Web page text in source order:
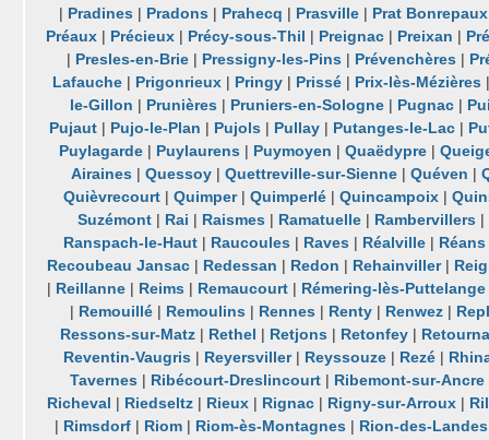
| Pradines| Pradons| Prahecq | Prasville| Prat Bonrepaux
Préaux | Précieux | Précy-sous-Thil | Preignac | Preixan |
| Presles-en-Brie | Pressigny-les-Pins | Prévenchères |
Lafauche | Prigonrieux | Pringy | Prissé | Prix-lès-Mézières
le-Gillon | Prunières| Pruniers-en-Sologne| Pugnac|
Pujaut| Pujo-le-Plan | Pujols| Pullay| Putanges-le-Lac|
Puylagarde| Puylaurens| Puymoyen | Quaëdypre|
Airaines |Quessoy |Quettreville-sur-Sienne |Quéven |
Quièvrecourt |Quimper|Quimperlé |Quincampoix |
Suzémont| Rai | Raismes| Ramatuelle| Rambervillers|
Ranspach-le-Haut| Raucoules| Raves| Réalville| Réans
Recoubeau Jansac | Redessan | Redon | Rehainviller|
| Reillanne| Reims| Remaucourt| Rémering-lès-Puttelange
| Remouillé | Remoulins | Rennes | Renty | Renwez |
Ressons-sur-Matz| Rethel | Retjons| Retonfey|
Reventin-Vaugris| Reyersviller| Reyssouze| Rezé|
Tavernes | Ribécourt-Dreslincourt | Ribemont-sur-Ancre
Richeval | Riedseltz| Rieux| Rignac| Rigny-sur-Arroux|
| Rimsdorf | Riom | Riom-ès-Montagnes | Rion-des-Landes